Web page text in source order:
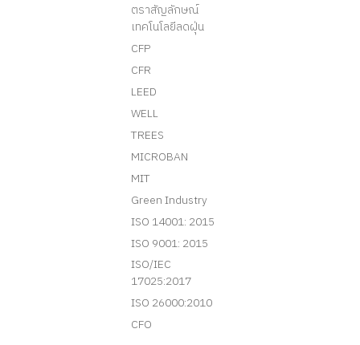
ตราสัญลักษณ์
เทคโนโลยีลดฝุ่น
CFP
CFR
LEED
WELL
TREES
MICROBAN
MIT
Green Industry
ISO 14001: 2015
ISO 9001: 2015
ISO/IEC
17025:2017
ISO 26000:2010
CFO